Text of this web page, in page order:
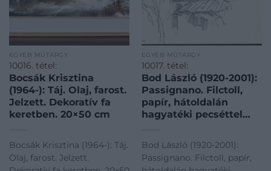
EGYÉB MŰTÁRGY
10016. tétel:
Bocsák Krisztina
(1964-): Táj. Olaj, farost.
Jelzett. Dekoratív fa
keretben. 20×50 cm
Bocsák Krisztina (1964-): Táj.
Olaj, farost. Jelzett.
EGYÉB MŰTÁRGY
10017. tétel:
Bod László (1920-2001):
Passignano. Filctoll,
papír, hátoldalán
hagyatéki pecséttel
Bod László (1920-2001):
Passignano. Filctoll, papír,